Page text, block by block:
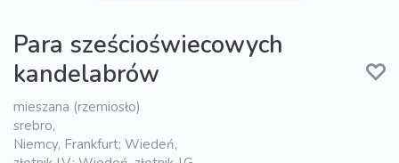
Para sześcioświecowych
kandelabrów
mieszana (rzemiosło)
srebro,
Niemcy, Frankfurt; Wiedeń,